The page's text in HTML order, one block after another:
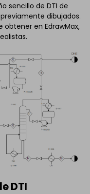
sencillo de DTI de
dibujados.
obtener en EdrawMax,
DTI